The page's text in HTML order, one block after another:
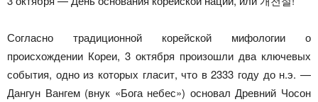
Согласно традиционной корейской мифологии о
происхождении Кореи, 3 октября произошли два ключевых
события, одно из которых гласит, что в 2333 году до н.э. —
Дангун Вангем (внук «Бога небес») основал Древний Чосон